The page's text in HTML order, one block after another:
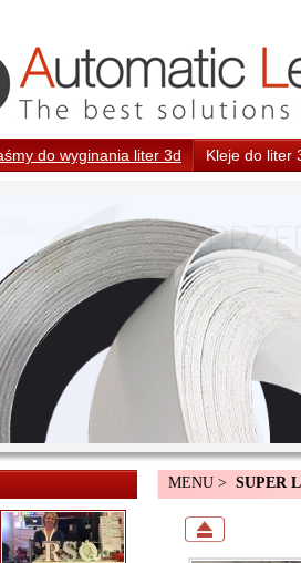
do wyginania liter 3d Kleje do liter
MENU > SUPER